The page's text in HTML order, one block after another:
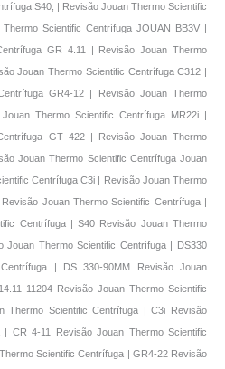
S40, | Revisão Jouan Thermo Scientific
Scientific Centrífuga JOUAN BB3V |
GR 4.11 | Revisão Jouan Thermo
Jouan Thermo Scientific Centrífuga C312 |
GR4-12 | Revisão Jouan Thermo
Thermo Scientific Centrífuga MR22i |
GT 422 | Revisão Jouan Thermo
Jouan Thermo Scientific Centrífuga Jouan
Centrífuga C3i | Revisão Jouan Thermo
Jouan Thermo Scientific Centrífuga |
Centrífuga | S40 Revisão Jouan Thermo
Thermo Scientific Centrífuga | DS330
| DS 330-90MM Revisão Jouan
11204 Revisão Jouan Thermo Scientific
Thermo Scientific Centrífuga | C3i Revisão
CR 4-11 Revisão Jouan Thermo Scientific
Scientific Centrífuga | GR4-22 Revisão